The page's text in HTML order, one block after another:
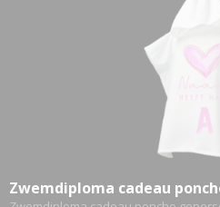
Zwemdiploma cadeau